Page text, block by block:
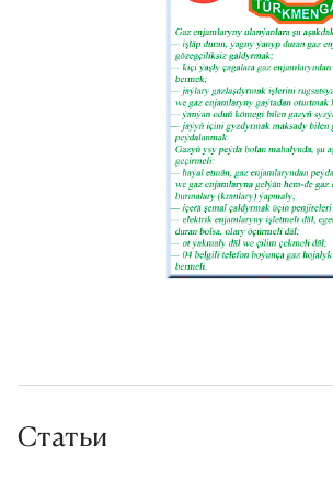
потенциала страны.
Газовое
Независимости
расположено в юго-
части Заунгузских
на территории
этрапа, в 180 км от
административного
Статьи